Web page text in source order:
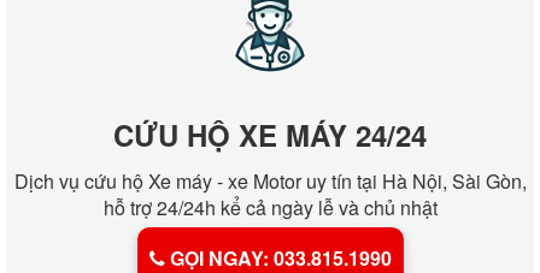
CỨU HỘ XE MÁY 24/24
Dịch vụ cứu hộ Xe máy - xe Motor uy tín tại Hà Nội, Sài Gòn,
hỗ trợ 24/24h kể cả ngày lễ và chủ nhật
GỌI NGAY: 033.815.1990